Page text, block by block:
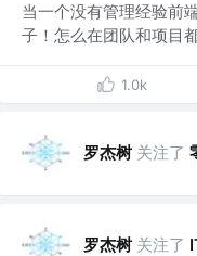
当一个没有管理经验前
子！怎么在团队和项目
1.0k
罗杰树 关注了
罗杰树 关注了